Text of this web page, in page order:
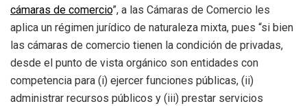
cámaras de comercio”, a las Cámaras de Comercio les
aplica un régimen jurídico de naturaleza mixta, pues “si bien
las cámaras de comercio tienen la condición de privadas,
desde el punto de vista orgánico son entidades con
competencia para (i) ejercer funciones públicas, (ii)
administrar recursos públicos y (iii) prestar servicios